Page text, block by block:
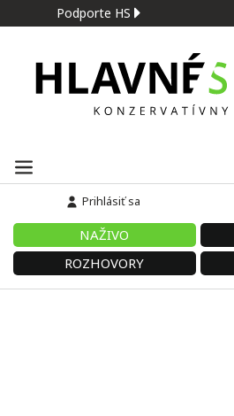
Podporte HS
Prihlásiť sa
NAŽIVO
ROZHOVORY